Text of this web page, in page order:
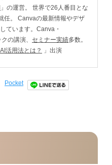
」の運営。 世界で26人番目とな
任。 Canvaの最新情報やデザ
ています。Canva・
の講演、 セミナー実績多数。
活用法とは？ 」出演
Pocket